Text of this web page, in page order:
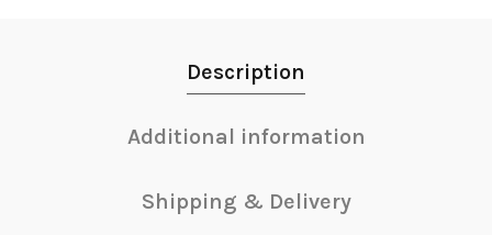
Description
Additional information
Shipping & Delivery